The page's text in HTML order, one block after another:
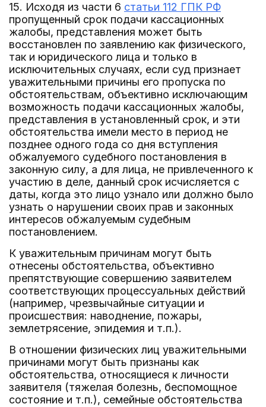
15. Исходя из части 6 статьи 112 ГПК РФ
пропущенный срок подачи кассационных
жалобы, представления может быть
восстановлен по заявлению как физического,
так и юридического лица и только в
исключительных случаях, если суд признает
уважительными причины его пропуска по
обстоятельствам, объективно исключающим
возможность подачи кассационных жалобы,
представления в установленный срок, и эти
обстоятельства имели место в период не
позднее одного года со дня вступления
обжалуемого судебного постановления в
законную силу, а для лица, не привлеченного к
участию в деле, данный срок исчисляется с
даты, когда это лицо узнало или должно было
узнать о нарушении своих прав и законных
интересов обжалуемым судебным
постановлением.
К уважительным причинам могут быть
отнесены обстоятельства, объективно
препятствующие совершению заявителем
соответствующих процессуальных действий
(например, чрезвычайные ситуации и
происшествия: наводнение, пожары,
землетрясение, эпидемия и т.п.).
В отношении физических лиц уважительными
причинами могут быть признаны как
обстоятельства, относящиеся к личности
заявителя (тяжелая болезнь, беспомощное
состояние и т.п.), семейные обстоятельства